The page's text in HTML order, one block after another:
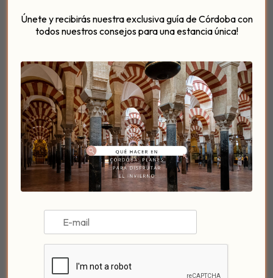
hornear esta maravillosa receta de plumcake durante
45 minutos a 180 grados.
Ahora sólo toca disfrutar, cuando se enfríe el
resultado, de un trocito de plumcake con tu bebida
favorita, como un smoothie olicuados sanos
realizados por ti, un café o una infusión. A veces, en
los besayunos, puedes darte un capricho como esta
receta de plumcake.
Únete y recibirás nuestra exclusiva guía de Córdoba con
todos nuestros consejos para una estancia única!